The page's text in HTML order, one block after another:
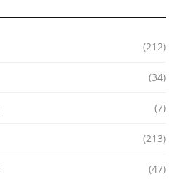
(212)
(34)
(7)
(213)
(47)